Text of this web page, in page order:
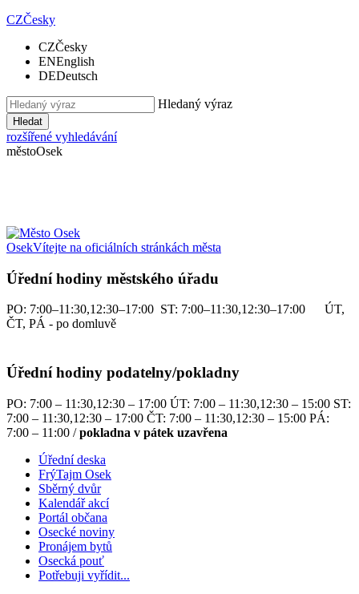
CZČesky
CZČesky
ENEnglish
DEDeutsch
Hledaný výraz
Hledat
rozšířené vyhledávání
městoOsek
OsekVítejte na oficiálních stránkách města
Úřední hodiny městského úřadu
PO: 7:00–11:30,12:30–17:00 ST: 7:00–11:30,12:30–17:00 ÚT,
ČT, PÁ - po domluvě
Úřední hodiny podatelny/pokladny
PO: 7:00 – 11:30,12:30 – 17:00 ÚT: 7:00 – 11:30,12:30 – 15:00 ST:
7:00 – 11:30,12:30 – 17:00 ČT: 7:00 – 11:30,12:30 – 15:00 PÁ:
7:00 – 11:00 /pokladna v pátek uzavřena
Úřední deska
FrýTajm Osek
Sběrný dvůr
Kalendář akcí
Portál občana
Osecké noviny
Pronájem bytů
Osecká pouť
Potřebuji vyřídit...